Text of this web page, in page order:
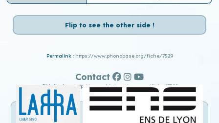
Flip to see the other side !
Permalink : https://www.phonobase.org/fiche/7529
Old display : http://www.old.phonobase.org/fiche/7529
Contact